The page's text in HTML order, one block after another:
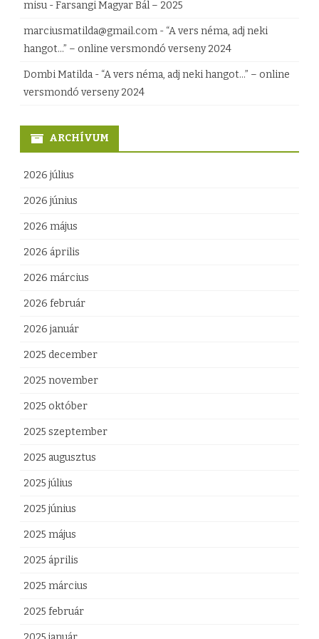
misu -Farsangi Magyar Bál – 2025
marciusmatilda@gmail.com - “A vers néma, adj neki
hangot…” – online versmondó verseny 2024
Dombi Matilda - “A vers néma, adj neki hangot…” – online
versmondó verseny 2024
ARCHÍVUM
2026 július
2026 június
2026 május
2026 április
2026 március
2026 február
2026 január
2025 december
2025 november
2025 október
2025 szeptember
2025 augusztus
2025 július
2025 június
2025 május
2025 április
2025 március
2025 február